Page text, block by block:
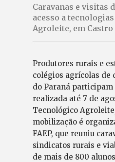
Caravanas e visitas
acesso a tecnologias
Agroleite, em Castro
Produtores rurais e
colégios agrícolas de
do Paraná
realizada até 7 de
Tecnológico
mobilização é
FAEP, que reuniu
sindicatos rurais e
de mais de 800